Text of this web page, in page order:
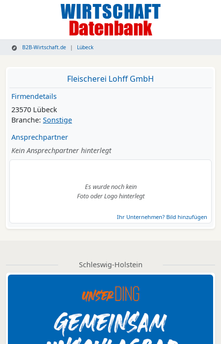
B2B-Wirtschaft.de Lübeck
Fleischerei Lohff GmbH
Firmendetails
23570 Lübeck
Branche: Sonstige
Ansprechpartner
Kein Ansprechpartner hinterlegt
Es wurde noch kein
Foto oder Logo hinterlegt
Ihr Unternehmen? Bild hinzufügen
Schleswig-Holstein